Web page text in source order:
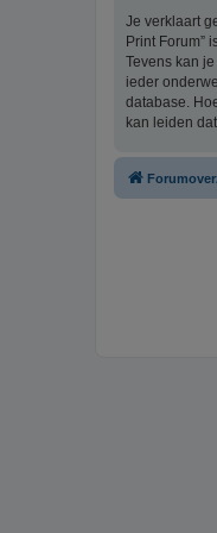
Je verklaart
Print Forum”
Tevens kan
ieder
database.
kan leiden